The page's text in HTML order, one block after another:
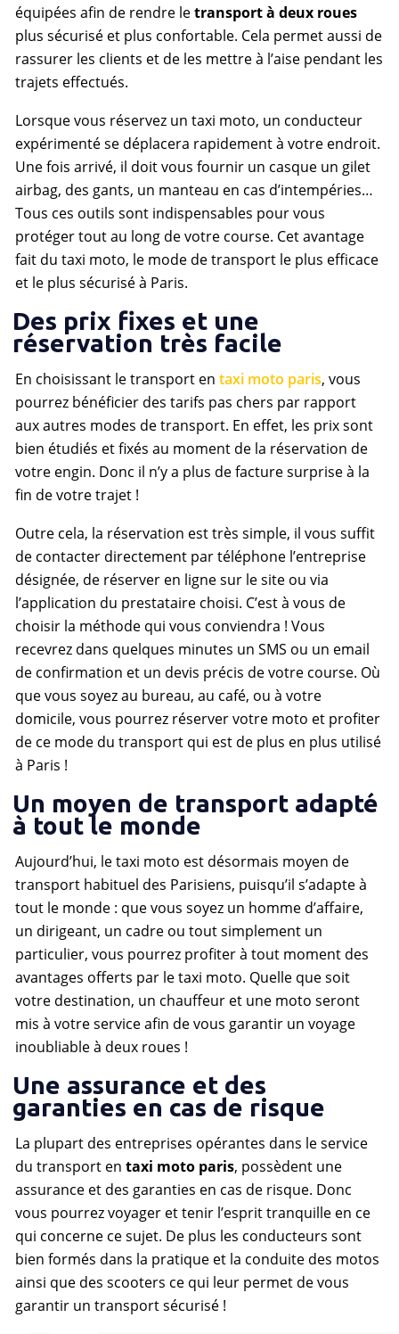
équipées afin de rendre letransport à deux roues
plus sécurisé et plus confortable. Cela permet aussi de
rassurer les clients et de les mettre à l’aise pendant les
trajets effectués.
Lorsque vous réservez un taxi moto, un conducteur
expérimenté se déplacera rapidement à votre endroit.
Une fois arrivé, il doit vous fournir un casque un gilet
airbag, des gants, un manteau en cas d’intempéries…
Tous ces outils sont indispensables pour vous
protéger tout au long de votre course. Cet avantage
fait du taxi moto, le mode de transport le plus efficace
et le plus sécurisé à Paris.
Des prix fixes et une
réservation très facile
En choisissant le transport entaxi moto paris, vous
pourrez bénéficier des tarifs pas chers par rapport
aux autres modes de transport. En effet, les prix sont
bien étudiés et fixés au moment de la réservation de
votre engin. Donc il n’y a plus de facture surprise à la
fin de votre trajet !
Outre cela, la réservation est très simple, il vous suffit
de contacter directement par téléphone l’entreprise
désignée, de réserver en ligne sur le site ou via
l’application du prestataire choisi. C’est à vous de
choisir la méthode qui vous conviendra ! Vous
recevrez dans quelques minutes un SMS ou un email
de confirmation et un devis précis de votre course. Où
que vous soyez au bureau, au café, ou à votre
domicile, vous pourrez réserver votre moto et profiter
de ce mode du transport qui est de plus en plus utilisé
à Paris !
Un moyen de transport adapté
à tout le monde
Aujourd’hui, le taxi moto est désormais moyen de
transport habituel des Parisiens, puisqu’il s’adapte à
tout le monde : que vous soyez un homme d’affaire,
un dirigeant, un cadre ou tout simplement un
particulier, vous pourrez profiter à tout moment des
avantages offerts par le taxi moto. Quelle que soit
votre destination, un chauffeur et une moto seront
mis à votre service afin de vous garantir un voyage
inoubliable à deux roues !
Une assurance et des
garanties en cas de risque
La plupart des entreprises opérantes dans le service
du transport entaxi moto paris, possèdent une
assurance et des garanties en cas de risque. Donc
vous pourrez voyager et tenir l’esprit tranquille en ce
qui concerne ce sujet. De plus les conducteurs sont
bien formés dans la pratique et la conduite des motos
ainsi que des scooters ce qui leur permet de vous
garantir un transport sécurisé !